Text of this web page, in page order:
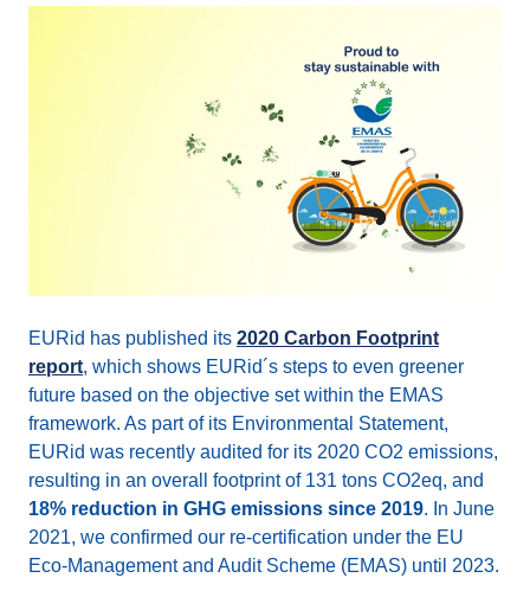
EURid has published its 2020 Carbon Footprint
report, which shows EURid´s steps to even greener
future based on the objective set within the EMAS
framework. As part of its Environmental Statement,
EURid was recently audited for its 2020 CO2 emissions,
resulting in an overall footprint of 131 tons CO2eq, and
18% reduction in GHG emissions since 2019. In June
2021, we confirmed our re-certification under the EU
Eco-Management and Audit Scheme (EMAS) until 2023.